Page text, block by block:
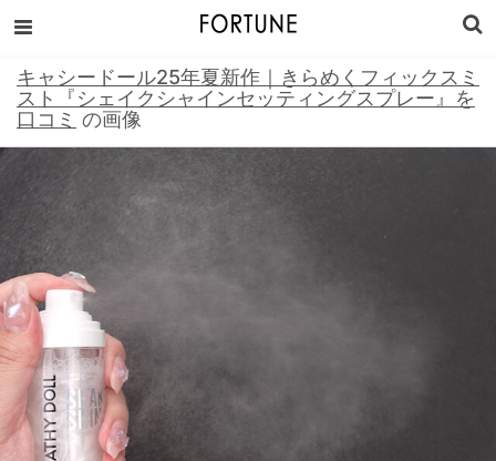
キャシードール25年夏新作｜きらめくフィックスミ
スト『シェイクシャインセッティングスプレー』を
口コミ の画像